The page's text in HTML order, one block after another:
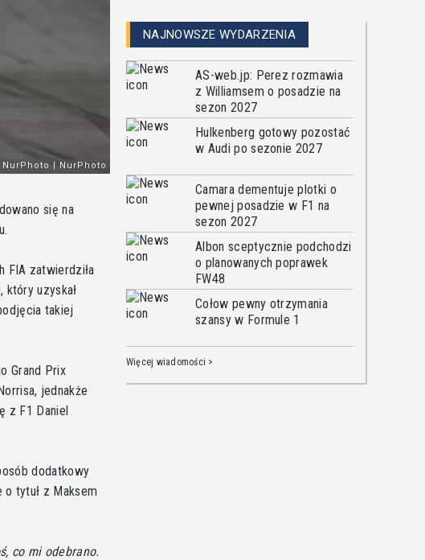
się na
FIA zatwierdziła
uzyskał
takiej
Grand Prix
jednakże
z F1 Daniel
dodatkowy
tytuł z Maksem
co mi odebrano.
NAJNOWSZE WYDARZENIA
AS-web.jp: Perez rozmawia
z Williamsem o posadzie na
sezon 2027
Hulkenberg gotowy pozostać
w Audi po sezonie 2027
Camara dementuje plotki o
pewnej posadzie w F1 na
sezon 2027
Albon sceptycznie podchodzi
o planowanych poprawek
FW48
Cołow pewny otrzymania
szansy w Formule 1
Więcej wiadomości >